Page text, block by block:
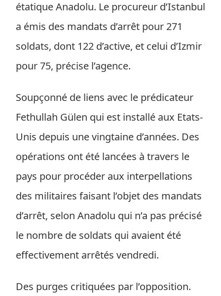
étatique Anadolu. Le procureur d’Istanbul
a émis des mandats d’arrêt pour 271
soldats, dont 122 d’active, et celui d’Izmir
pour 75, précise l’agence.
Soupçonné de liens avec le prédicateur
Fethullah Gülen qui est installé aux Etats-
Unis depuis une vingtaine d’années. Des
opérations ont été lancées à travers le
pays pour procéder aux interpellations
des militaires faisant l’objet des mandats
d’arrêt, selon Anadolu qui n’a pas précisé
le nombre de soldats qui avaient été
effectivement arrêtés vendredi.
Des purges critiquées par l’opposition.